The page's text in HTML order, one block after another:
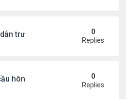
trước Cộng Hòa trong các
0
Replies
hôn lại chồng cũ
0
Replies